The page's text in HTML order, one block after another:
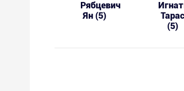
Рябцевич
Ян (5)
Тарас
(5)